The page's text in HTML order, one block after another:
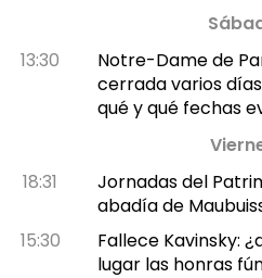
13:30
Notre-Dame de
cerrada varios
qué y qué fechas
18:31
Jornadas del
abadía de
15:30
Fallece Kavinsky:
lugar las honras